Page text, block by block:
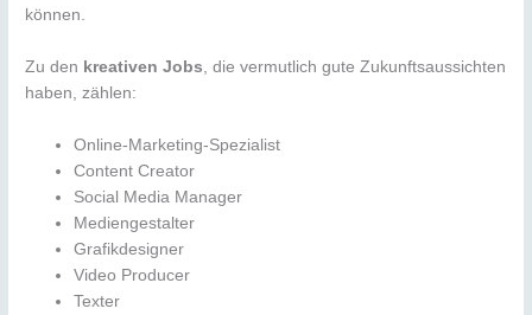
können.
Zu den kreativen Jobs, die vermutlich gute Zukunftsaussichten
haben, zählen:
Online-Marketing-Spezialist
Content Creator
Social Media Manager
Mediengestalter
Grafikdesigner
Video Producer
Texter